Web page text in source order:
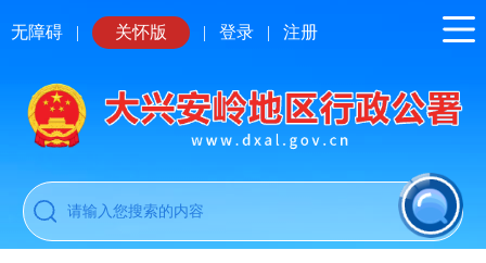
无障碍 | 关怀版 | 登录 | 注册